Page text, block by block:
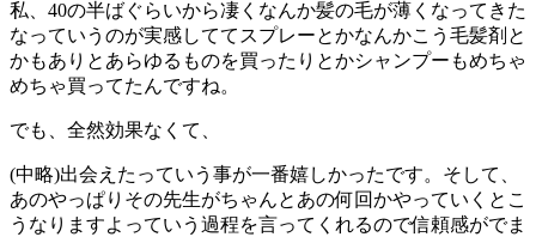
私、40の半ばぐらいから凄くなんか髪の毛が薄くなってきた
なっていうのが実感しててスプレーとかなんかこう毛髪剤と
かもありとあらゆるものを買ったりとかシャンプーもめちゃ
めちゃ買ってたんですね。
でも、全然効果なくて、
(中略)出会えたっていう事が一番嬉しかったです。そして、
あのやっぱりその先生がちゃんとあの何回かやっていくとこ
うなりますよっていう過程を言ってくれるので信頼感がでま